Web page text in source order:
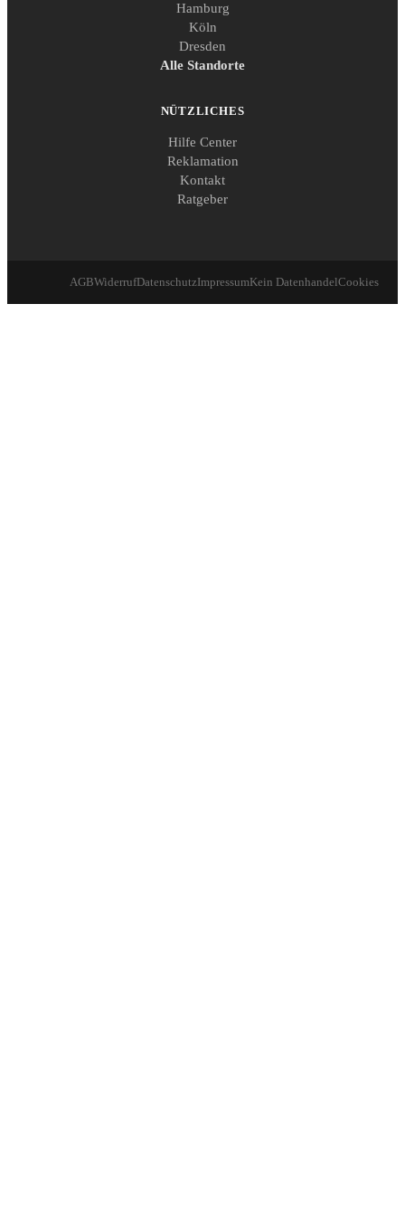
Hamburg
Köln
Dresden
Alle Standorte
NÜTZLICHES
Hilfe Center
Reklamation
Kontakt
Ratgeber
AGBWiderrufDatenschutzImpressumKein DatenhandelCookies